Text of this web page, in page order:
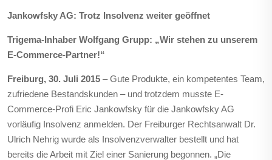
Jankowfsky AG: Trotz Insolvenz weiter geöffnet
Trigema-Inhaber Wolfgang Grupp: „Wir stehen zu unserem
E-Commerce-Partner!“
Freiburg, 30. Juli 2015 – Gute Produkte, ein kompetentes Team,
zufriedene Bestandskunden – und trotzdem musste E-
Commerce-Profi Eric Jankowfsky für die Jankowfsky AG
vorläufig Insolvenz anmelden. Der Freiburger Rechtsanwalt Dr.
Ulrich Nehrig wurde als Insolvenzverwalter bestellt und hat
bereits die Arbeit mit Ziel einer Sanierung begonnen. „Die